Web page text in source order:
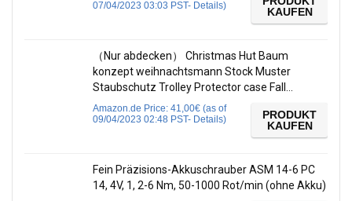
07/04/2023 03:03 PST- Details)
KAUFEN
（Nur abdecken） Christmas Hut Baum
konzept weihnachtsmann Stock Muster
Staubschutz Trolley Protector case Fall…
Amazon.de Price: 41,00€ (as of
09/04/2023 02:48 PST- Details)
PRODUKT
KAUFEN
Fein Präzisions-Akkuschrauber ASM 14-6 PC
14, 4V, 1, 2-6 Nm, 50-1000 Rot/min (ohne Akku)